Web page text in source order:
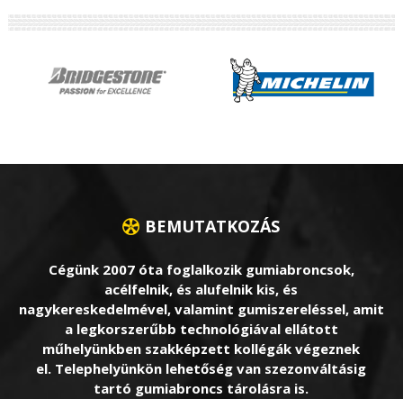
BEMUTATKOZÁS
Cégünk 2007 óta foglalkozik gumiabroncsok,
acélfelnik, és alufelnik kis, és
nagykereskedelmével, valamint gumiszereléssel, amit
a legkorszerűbb technológiával ellátott
műhelyünkben szakképzett kollégák végeznek
el. Telephelyünkön lehetőség van szezonváltásig
tartó gumiabroncs tárolásra is.